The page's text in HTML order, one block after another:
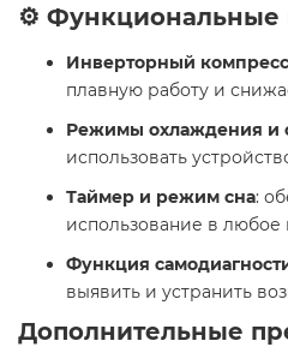
⚙️ Функциональные
Инверторный
плавную работу и
Режимы охлаждения и
использовать
Таймер и режим сна:
использование в любое
Функция
выявить и устранить
Дополнительные